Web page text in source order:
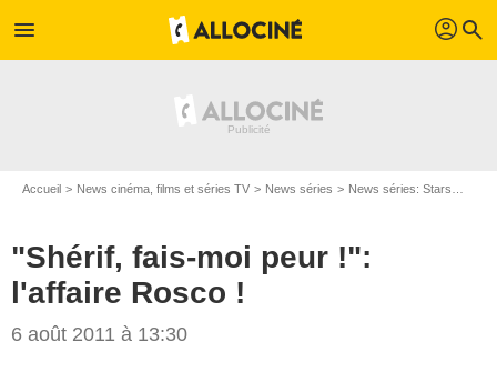
menu profil search
Accueil News cinéma, films et séries TV News séries News séries: Stars
"Shérif, fais-moi peur !":
l'affaire Rosco !
6 août 2011 à 13:30